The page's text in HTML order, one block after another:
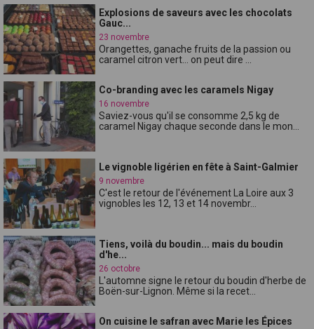
Explosions de saveurs avec les chocolats
Gauc...
23 novembre
Orangettes, ganache fruits de la passion ou
caramel citron vert... on peut dire ...
Co-branding avec les caramels Nigay
16 novembre
Saviez-vous qu'il se consomme 2,5 kg de
caramel Nigay chaque seconde dans le mon...
Le vignoble ligérien en fête à Saint-Galmier
9 novembre
C'est le retour de l'événement La Loire aux 3
vignobles les 12, 13 et 14 novembr...
Tiens, voilà du boudin... mais du boudin
d'he...
26 octobre
L'automne signe le retour du boudin d'herbe de
Boën-sur-Lignon. Même si la recet...
On cuisine le safran avec Marie les Épices